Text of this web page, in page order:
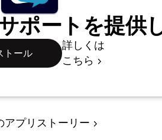
ポートを提供
トール
詳しくは
こちら
アプリストーリー